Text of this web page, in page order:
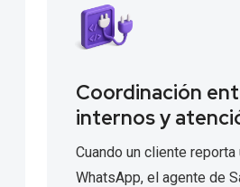
Coordinación
internos y
Cuando un cliente
WhatsApp, el agente de